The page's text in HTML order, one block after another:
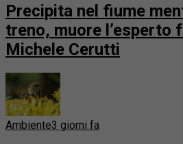
Precipita nel fiume
treno, muore l’esperto
Michele Cerutti
Ambiente3 giorni fa